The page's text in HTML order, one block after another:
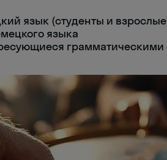
язык (студенты и
языка
грамматическими